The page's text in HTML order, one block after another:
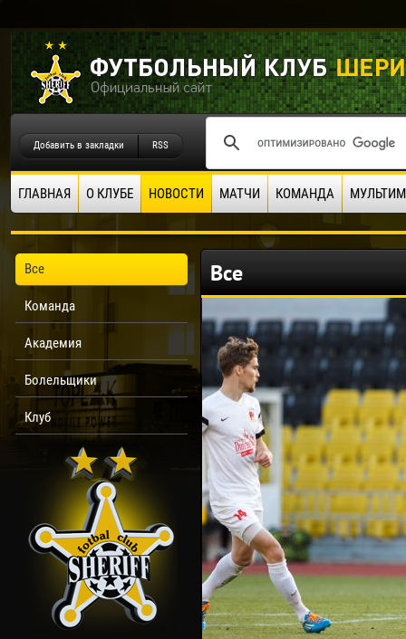
Добавить в закладки RSS
ГЛАВНАЯ О КЛУБЕ НОВОСТИ МАТЧИ КОМАНДА
Все
Команда
Академия
Болельщики
Клуб
Все